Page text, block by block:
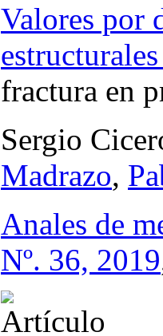
Valores por
fractura en
Sergio
Madrazo,
Anales de
Nº. 36, 2019